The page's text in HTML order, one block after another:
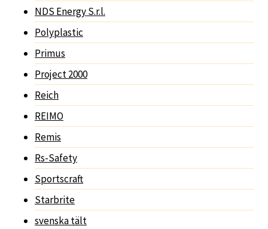
NDS Energy S.r.l.
Polyplastic
Primus
Project 2000
Reich
REIMO
Remis
Rs-Safety
Sportscraft
Starbrite
svenska tält